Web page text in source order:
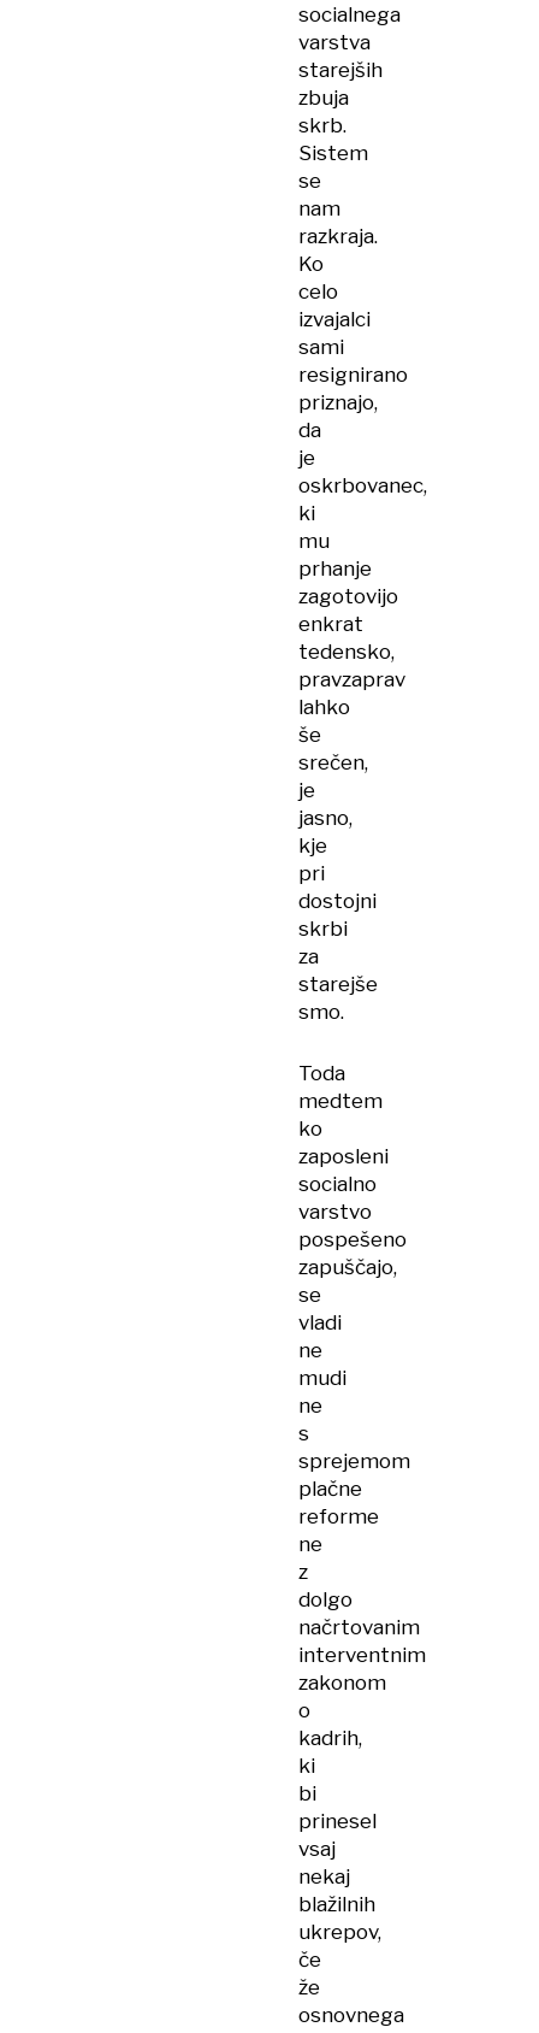
socialnega
varstva
starejših
zbuja
skrb.
Sistem
se
nam
razkraja.
Ko
celo
izvajalci
sami
resignirano
priznajo,
da
je
oskrbovanec,
ki
mu
prhanje
zagotovijo
enkrat
tedensko,
pravzaprav
lahko
še
srečen,
je
jasno,
kje
pri
dostojni
skrbi
za
starejše
smo.
Toda
medtem
ko
zaposleni
socialno
varstvo
pospešeno
zapuščajo,
se
vladi
ne
mudi
ne
s
sprejemom
plačne
reforme
ne
z
dolgo
načrtovanim
interventnim
zakonom
o
kadrih,
ki
bi
prinesel
vsaj
nekaj
blažilnih
ukrepov,
če
že
osnovnega